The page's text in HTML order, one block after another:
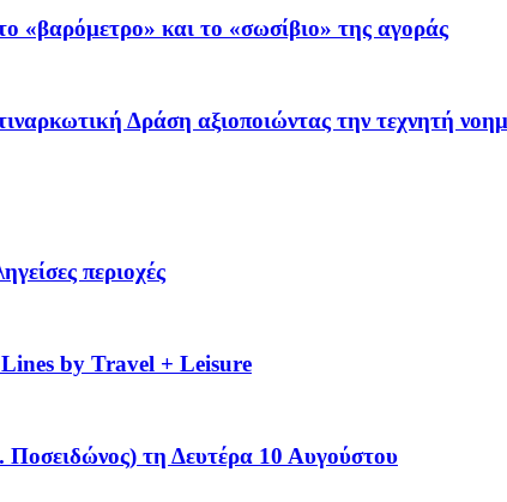
και το «σωσίβιο» της αγοράς
Δράση αξιοποιώντας την τεχνητή
περιοχές
by Travel + Leisure
τη Δευτέρα 10 Αυγούστου